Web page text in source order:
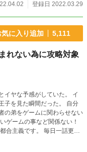
登録日 2022.03.29
気に入り追加 5,111
れない為に攻略対象
ヤな予感がしていた。 イ
見た瞬間だった。 自分
の弟をゲームに関わらせない